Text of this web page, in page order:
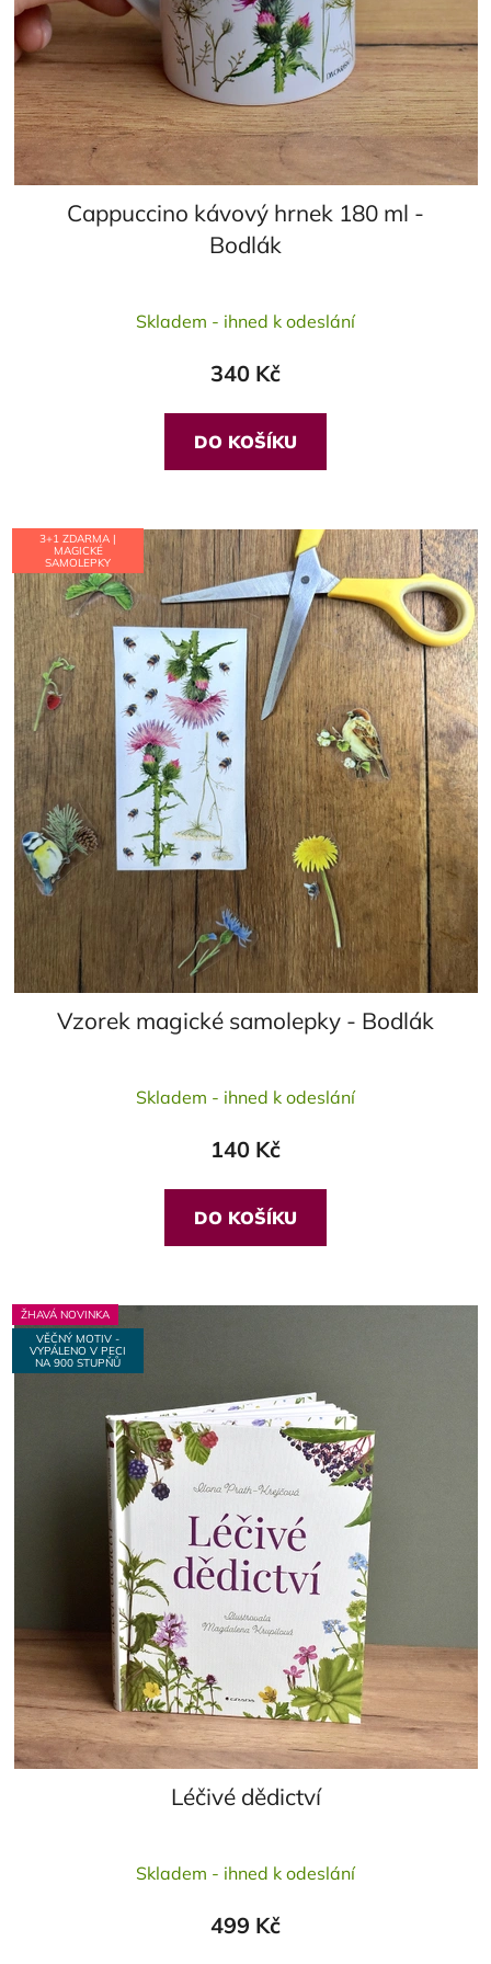
Cappuccino kávový hrnek 180 ml -
Bodlák
hodnocení
je
5,0
z
5
Skladem - ihned k odeslání
340 Kč
DO KOŠÍKU
3+1 ZDARMA |
MAGICKÉ
SAMOLEPKY
Vzorek magické samolepky - Bodlák
hodnocení
je
5,0
z
5
Skladem - ihned k odeslání
140 Kč
DO KOŠÍKU
ŽHAVÁ NOVINKA
VĚČNÝ MOTIV -
VYPÁLENO V PECI
NA 900 STUPŇŮ
Léčivé dědictví
hodnocení
je
Skladem - ihned k odeslání
499 Kč